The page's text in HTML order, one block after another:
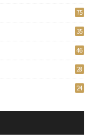
75
35
46
28
24